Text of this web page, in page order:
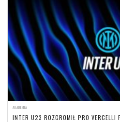
AKADEMIA
INTER U23 ROZGROMIŁ PRO VERCELLI